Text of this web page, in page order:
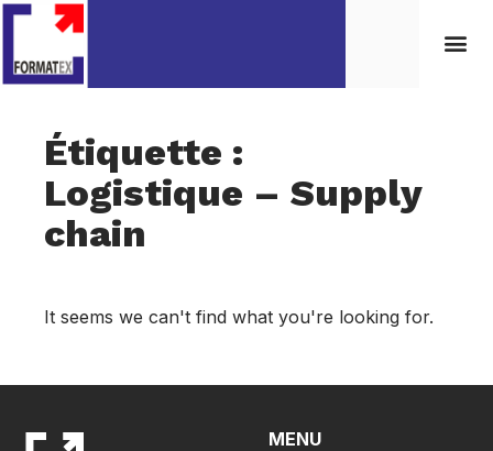
Étiquette :
Logistique – Supply
chain
It seems we can't find what you're looking for.
MENU